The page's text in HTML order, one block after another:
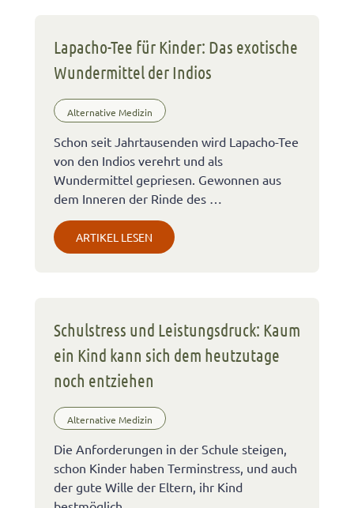
Lapacho-Tee für Kinder: Das exotische
Wundermittel der Indios
Alternative Medizin
Schon seit Jahrtausenden wird Lapacho-Tee
von den Indios verehrt und als
Wundermittel gepriesen. Gewonnen aus
dem Inneren der Rinde des …
ARTIKEL LESEN
Schulstress und Leistungsdruck: Kaum
ein Kind kann sich dem heutzutage
noch entziehen
Alternative Medizin
Die Anforderungen in der Schule steigen,
schon Kinder haben Terminstress, und auch
der gute Wille der Eltern, ihr Kind